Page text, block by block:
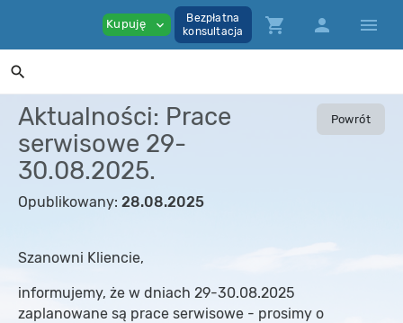
Kupuję expand_more
Bezpłatna
konsultacja
shopping_cart person menu
search
Powrót
Aktualności: Prace
serwisowe 29-
30.08.2025.
Opublikowany: 28.08.2025
Szanowni Kliencie,
informujemy, że w dniach 29-30.08.2025
zaplanowane są prace serwisowe - prosimy o